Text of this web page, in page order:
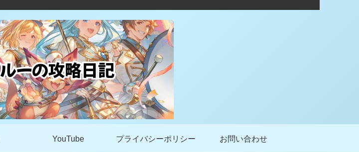
YouTube プライバシーポリシー お問い合わせ